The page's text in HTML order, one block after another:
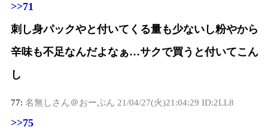
>>71
刺し身パックやと付いてくる量も少ないし粉やから
辛味も不足なんだよなぁ…サクで買うと付いてこん
し
77: 名無しさん＠おーぷん 21/04/27(火)21:04:29 ID:2LL8
>>75